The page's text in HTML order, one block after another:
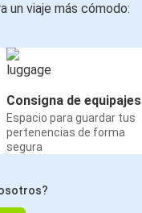
un viaje más cómodo:
Consigna de equipajes
Espacio para guardar tus
pertenencias de forma
segura